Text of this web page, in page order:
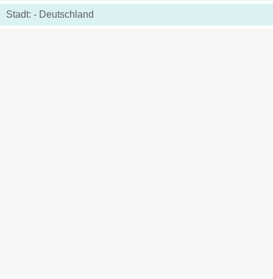
Stadt: - Deutschland